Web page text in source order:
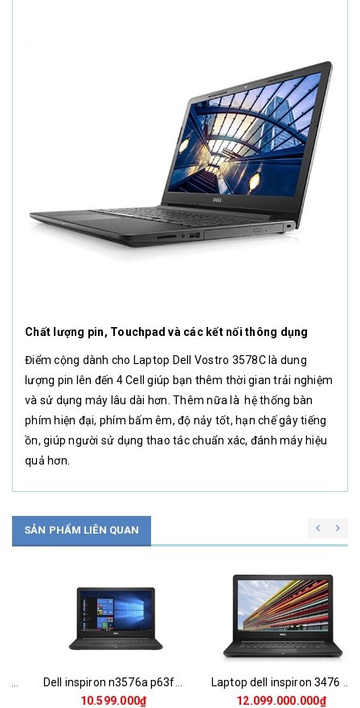
Chất lượng pin, Touchpad và các kết nối thông dụng
Điểm cộng dành cho Laptop Dell Vostro 3578C là dung
lượng pin lên đến 4 Cell giúp bạn thêm thời gian trải nghiệm
và sử dụng máy lâu dài hơn. Thêm nữa là hệ thống bàn
phím hiện đại, phím bấm êm, độ nảy tốt, hạn chế gây tiếng
ồn, giúp người sử dụng thao tác chuẩn xác, đánh máy hiệu
quả hơn.
SẢN PHẨM LIÊN QUAN
Dell inspiron n3576a p63f002n76a
10.599.000₫
Laptop dell inspiron 3476 c4i51121
12.099.000.000₫